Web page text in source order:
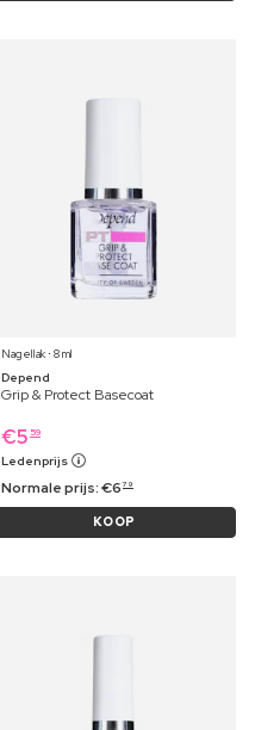
Nagellak ⋅ 8 ml
Depend
Grip & Protect Basecoat
€5 59
Ledenprijs
Normale prijs:€6 79
KOOP